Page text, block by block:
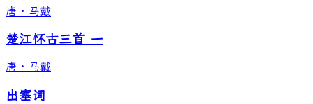
唐 · 马戴
楚江怀古三首 一
唐 · 马戴
出塞词